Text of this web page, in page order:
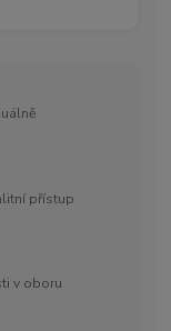
přístup
v oboru